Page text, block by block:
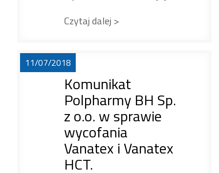
Czytaj dalej >
11/07/2018
Komunikat
Polpharmy BH Sp.
z o.o. w sprawie
wycofania
Vanatex i Vanatex
HCT.